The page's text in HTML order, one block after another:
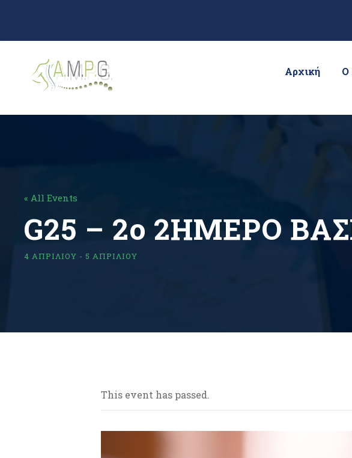
Αρχική Ο
« All Events
G25 – 2ο 2ΗΜΕΡΟ
4 ΑΠΡΙΛΊΟΥ - 5 ΑΠΡΙΛΊΟΥ
This event has passed.